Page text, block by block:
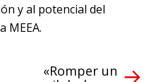
y al potencial del
MEEA.
«Romper un